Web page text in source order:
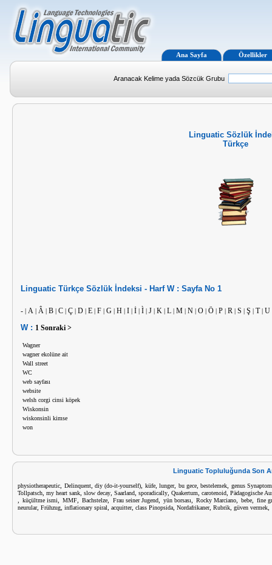
Ana Sayfa Özellikler
Aranacak Kelime yada Sözcük Grubu
Linguatic Sözlük
Türkçe
Linguatic Türkçe Sözlük İndeksi - Harf W : Sayfa No 1
- | A | Â | B | C | Ç | D | E | F | G | H | I | İ | Ì | J | K | L | M | N | O | Ö | P | R | S | Ş | T| U
W : 1 Sonraki >
Wagner
wagner ekolüne ait
Wall street
WC
web sayfası
website
welsh corgi cinsi köpek
Wiskonsin
wiskonsinli kimse
won
Linguatic Topluluğunda Son
physiotherapeutic Delinquent,diy (do-it-yourself) küfe,lunger, bu gece,bestelemek
genus
Tollpatsch my heart sank slow decay Saarland sporadically Quakertum carotenoid Pädagogische
,küçültme ismi ,MMF ,Bachstelze Frau seiner Jugend, yün borsası Rocky Marciano,bebe ,fine
neurular, Frühzug inflationary spiral acquitter, class Pinopsida Nordafrikaner, Rubrik güven vermek